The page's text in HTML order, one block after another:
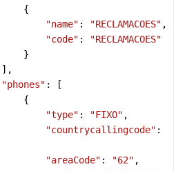
"name" : "RECLAMACOES" ,
"code" :
"RECLAMACOES"
"phones" : [
"type" : "FIXO" ,
"countrycallingcode"
"areaCode" : "62" ,